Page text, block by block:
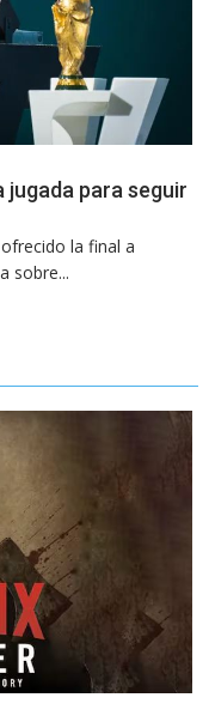
jugada para seguir
la final a
sobre...